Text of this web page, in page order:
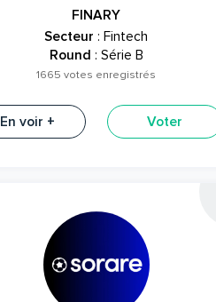
FINARY
Secteur : Fintech
Round : Série B
1665 votes enregistrés
En voir + Voter